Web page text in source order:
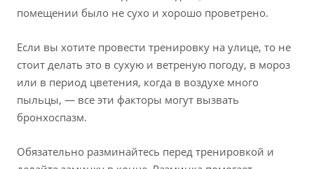
помещении было не сухо и хорошо проветрено.
Если вы хотите провести тренировку на улице, то не
стоит делать это в сухую и ветреную погоду, в мороз
или в период цветения, когда в воздухе много
пыльцы, — все эти факторы могут вызвать
бронхоспазм.
Обязательно разминайтесь перед тренировкой и